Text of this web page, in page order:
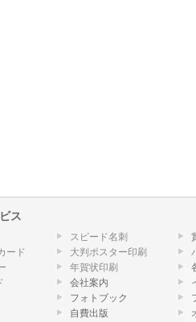
ス
ード
スピード名刺
大判ポスター印刷
年賀状印刷
会社案内
フォトブック
自費出版